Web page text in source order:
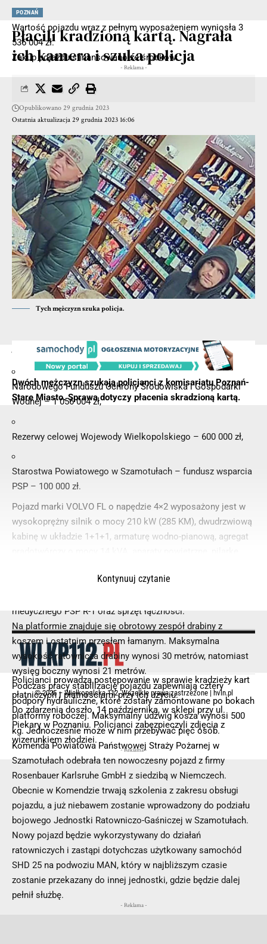
Wartość pojazdu wraz z pełnym wyposażeniem wyniosła 3
536 004 zł.
Zakup pojazdu sfinansowano ze środków:
- Reklama -
Programu Modernizacji – 1 780 000 zł,
Narodowego Funduszu Ochrony Środowiska i Gospodarki
Wodnej – 1 056 004 zł,
Rezerwy celowej Wojewody Wielkopolskiego – 600 000 zł,
Starostwa Powiatowego w Szamotułach – fundusz wsparcia
PSP – 100 000 zł.
Pojazd marki VOLVO FL o napędzie 4×2 wyposażony jest w
wysokoprężny silnik o mocy 210 kW (285 KM), dwudrzwiową
kabinę w układzie 1+1+1, armaturę wodno-pianową, agregat
elektronarzędzi i narzędzi ślusarskich, nosze przystosowane
medycznego PSP R-1 oraz sprzęt łączności.
Na platformie znajduje się obrotowy zespół drabiny z
koszem i ostatnim przęsłem łamanym. Maksymalna
wysokość ratownicza drabiny wynosi 30 metrów, natomiast
wysięg boczny wynosi 21 metrów.
Podczas pracy stabilizację pojazdu zapewniają cztery
podpory hydrauliczne, które zostały zamontowane po bokach
platformy roboczej. Maksymalny udźwig kosza wynosi 500
kg. Jednocześnie może w nim przebywać pięć osób.
Komenda Powiatowa Państwowej Straży Pożarnej w
Szamotułach odebrała ten nowoczesny pojazd z firmy
Rosenbauer Karlsruhe GmbH z siedzibą w Niemczech.
Obecnie w Komendzie trwają szkolenia z zakresu obsługi
pojazdu, a już niebawem zostanie wprowadzony do podziału
bojowego Jednostki Ratowniczo-Gaśniczej w Szamotułach.
Nowy pojazd będzie wykorzystywany do działań
ratowniczych i zastąpi dotychczas użytkowany samochód
SHD 25 na podwoziu MAN, który w najbliższym czasie
zostanie przekazany do innej jednostki, gdzie będzie dalej
pełnił służbę.
- Reklama -
POZNAŃ
Płacili kradzioną kartą. Nagrała
ich kamera i szuka policja
Ostatnia aktualizacja 29 grudnia 2023 16:06
Opublikowano 29 grudnia 2023
Tych mężczyzn szuka policja.
Dwóch mężczyzn szukają policjanci z komisariatu Poznań-
Stare Miasto. Sprawa dotyczy płacenia skradzioną kartą.
Policjanci prowadzą postępowanie w sprawie kradzieży kart
płatniczych i płatnościami przy ich użyciu.
Do zdarzenia doszło, 14 października, w sklepi przy ul.
Piekary w Poznaniu. Policjanci zabezpieczyli zdjęcia z
wizerunkiem złodziei.
- Reklama -
Kontynuuj czytanie
© 2025 – Wielkopolska 112, Wszelkie prawa zastrzeżone | hvln.pl